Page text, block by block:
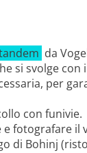
da
si svolge
per
con funivie.
fotografare
di Bohinj